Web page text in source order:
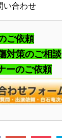
い合わせ
ご依頼
対策のご相談
ーのご依頼